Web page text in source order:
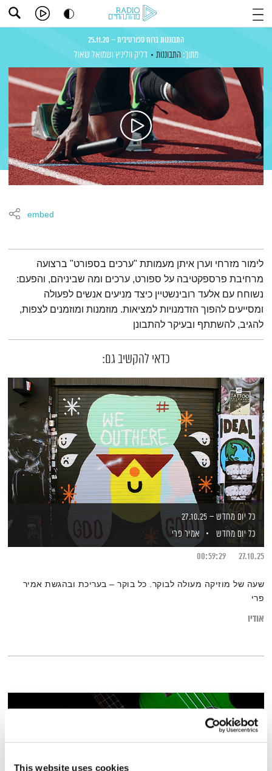
This website uses cookies
התבוננות ברוח ספורטיבית – 25.11.20
מתוך: התבוננות דליק ווליניץ ושמואל שאול
embed
תמצית הפודקאסט
לימור מזרחי וערן איתן מעמותת "ערכים בספורט" ברצועה
מרחיבת פרספקטיבה על ספורט, ערכים ומה שביניהם, והפעם:
נשוחח עם אלעד רובינשטיין כיצד מניעים אנשים לפעולה
ומסייעים להפוך הזדמנויות למציאות. מוזמנות ומוזמנים לצפות,
להגיב, להשתתף ובעיקר להתבונן
כדאי להקשיב גם:
כל יום מחדש – 27.10.25
כל יום מחדש
אמיר פרי
27.10.25
00:59:29
שעה של מוזיקה מעולה לבוקר. כל בוקר – בעריכת ובהגשת אמיר
פרי
אודיו